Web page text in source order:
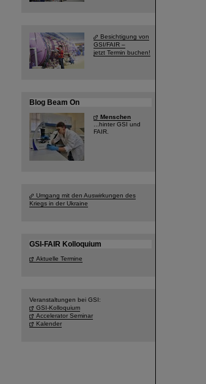
Besichtigung von
GSI/FAIR –
jetzt Termin buchen!
Blog Beam On
Menschen
...hinter GSI und
FAIR.
Umgang mit den Auswirkungen des
Kriegs in der Ukraine
GSI-FAIR Kolloquium
Aktuelle Termine
Veranstaltungen bei GSI:
GSI-Kolloquium
Accelerator Seminar
Kalender